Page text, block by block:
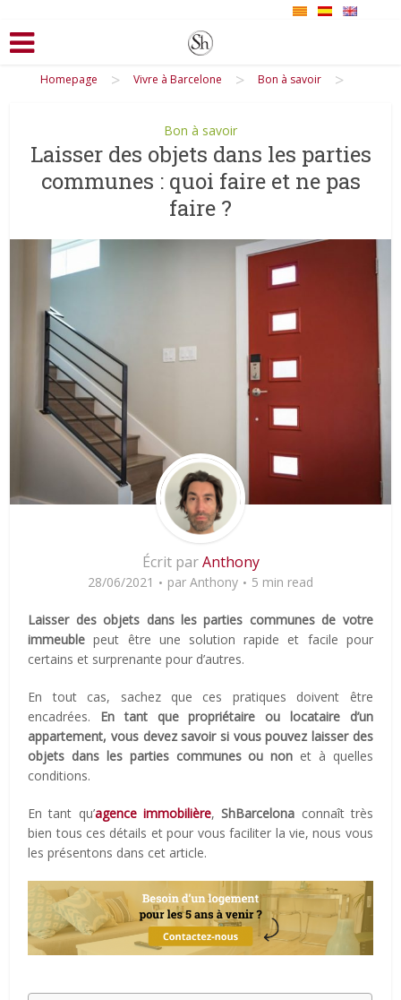
Homepage > Vivre à Barcelone > Bon à savoir >
Bon à savoir
Laisser des objets dans les parties
communes : quoi faire et ne pas
faire ?
Écrit parAnthony
28/06/2021 par Anthony 5 min read
Laisser des objets dans les parties communes de votre
immeublepeut être une solution rapide et facile pour
certains et surprenante pour d’autres.
En tout cas, sachez que ces pratiques doivent être
encadrées. En tant que propriétaire ou locataire d’un
appartement, vous devez savoir si vous pouvez laisser des
objets dans les parties communes ou non et à quelles
conditions.
En tant qu’agence immobilière, ShBarcelona connaît très
bien tous ces détails et pour vous faciliter la vie, nous vous
les présentons dans cet article.